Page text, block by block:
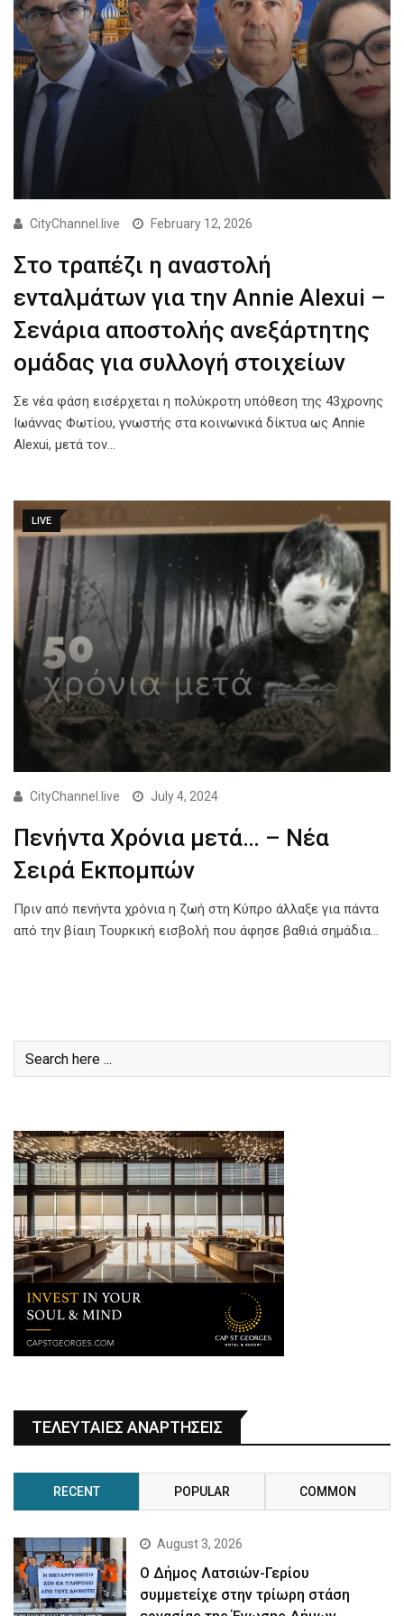
CityChannel.live February 12, 2026
Στο τραπέζι η αναστολή
ενταλμάτων για την Annie Alexui –
Σενάρια αποστολής ανεξάρτητης
ομάδας για συλλογή στοιχείων
Σε νέα φάση εισέρχεται η πολύκροτη υπόθεση της 43χρονης
Ιωάννας Φωτίου, γνωστής στα κοινωνικά δίκτυα ως Annie
Alexui, μετά τον…
LIVE
CityChannel.live July 4, 2024
Πενήντα Χρόνια μετά… – Νέα
Σειρά Εκπομπών
Πριν από πενήντα χρόνια η ζωή στη Κύπρο άλλαξε για πάντα
από την βίαιη Τουρκική εισβολή που άφησε βαθιά σημάδια…
ΤΕΛΕΥΤΑΙΕΣ ΑΝΑΡΤΗΣΕΙΣ
RECENT POPULAR COMMON
August 3, 2026
Ο Δήμος Λατσιών-Γερίου
συμμετείχε στην τρίωρη στάση